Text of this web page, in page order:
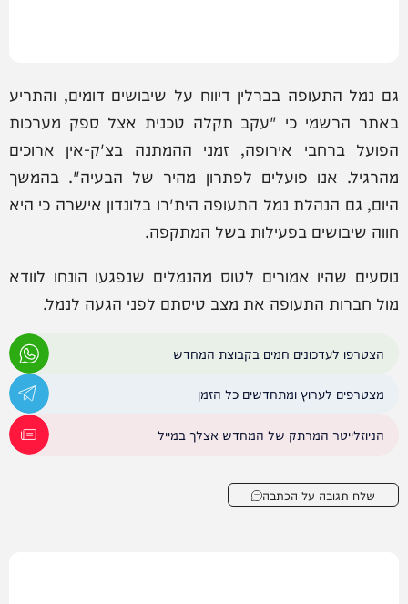
גם נמל התעופה בברלין דיווח על שיבושים דומים, והתריע
באתר הרשמי כי "עקב תקלה טכנית אצל ספק מערכות
הפועל ברחבי אירופה, זמני ההמתנה בצ'ק-אין ארוכים
מהרגיל. אנו פועלים לפתרון מהיר של הבעיה". בהמשך
היום, גם הנהלת נמל התעופה הית'רו בלונדון אישרה כי היא
חווה שיבושים בפעילות בשל המתקפה.
נוסעים שהיו אמורים לטוס מהנמלים שנפגעו הונחו לוודא
מול חברות התעופה את מצב טיסתם לפני הגעה לנמל.
הצטרפו לעדכונים חמים בקבוצת המחדש
מצטרפים לערוץ ומתחדשים כל הזמן
הניוזלייטר המרתק של המחדש אצלך במייל
שלח תגובה על הכתבה